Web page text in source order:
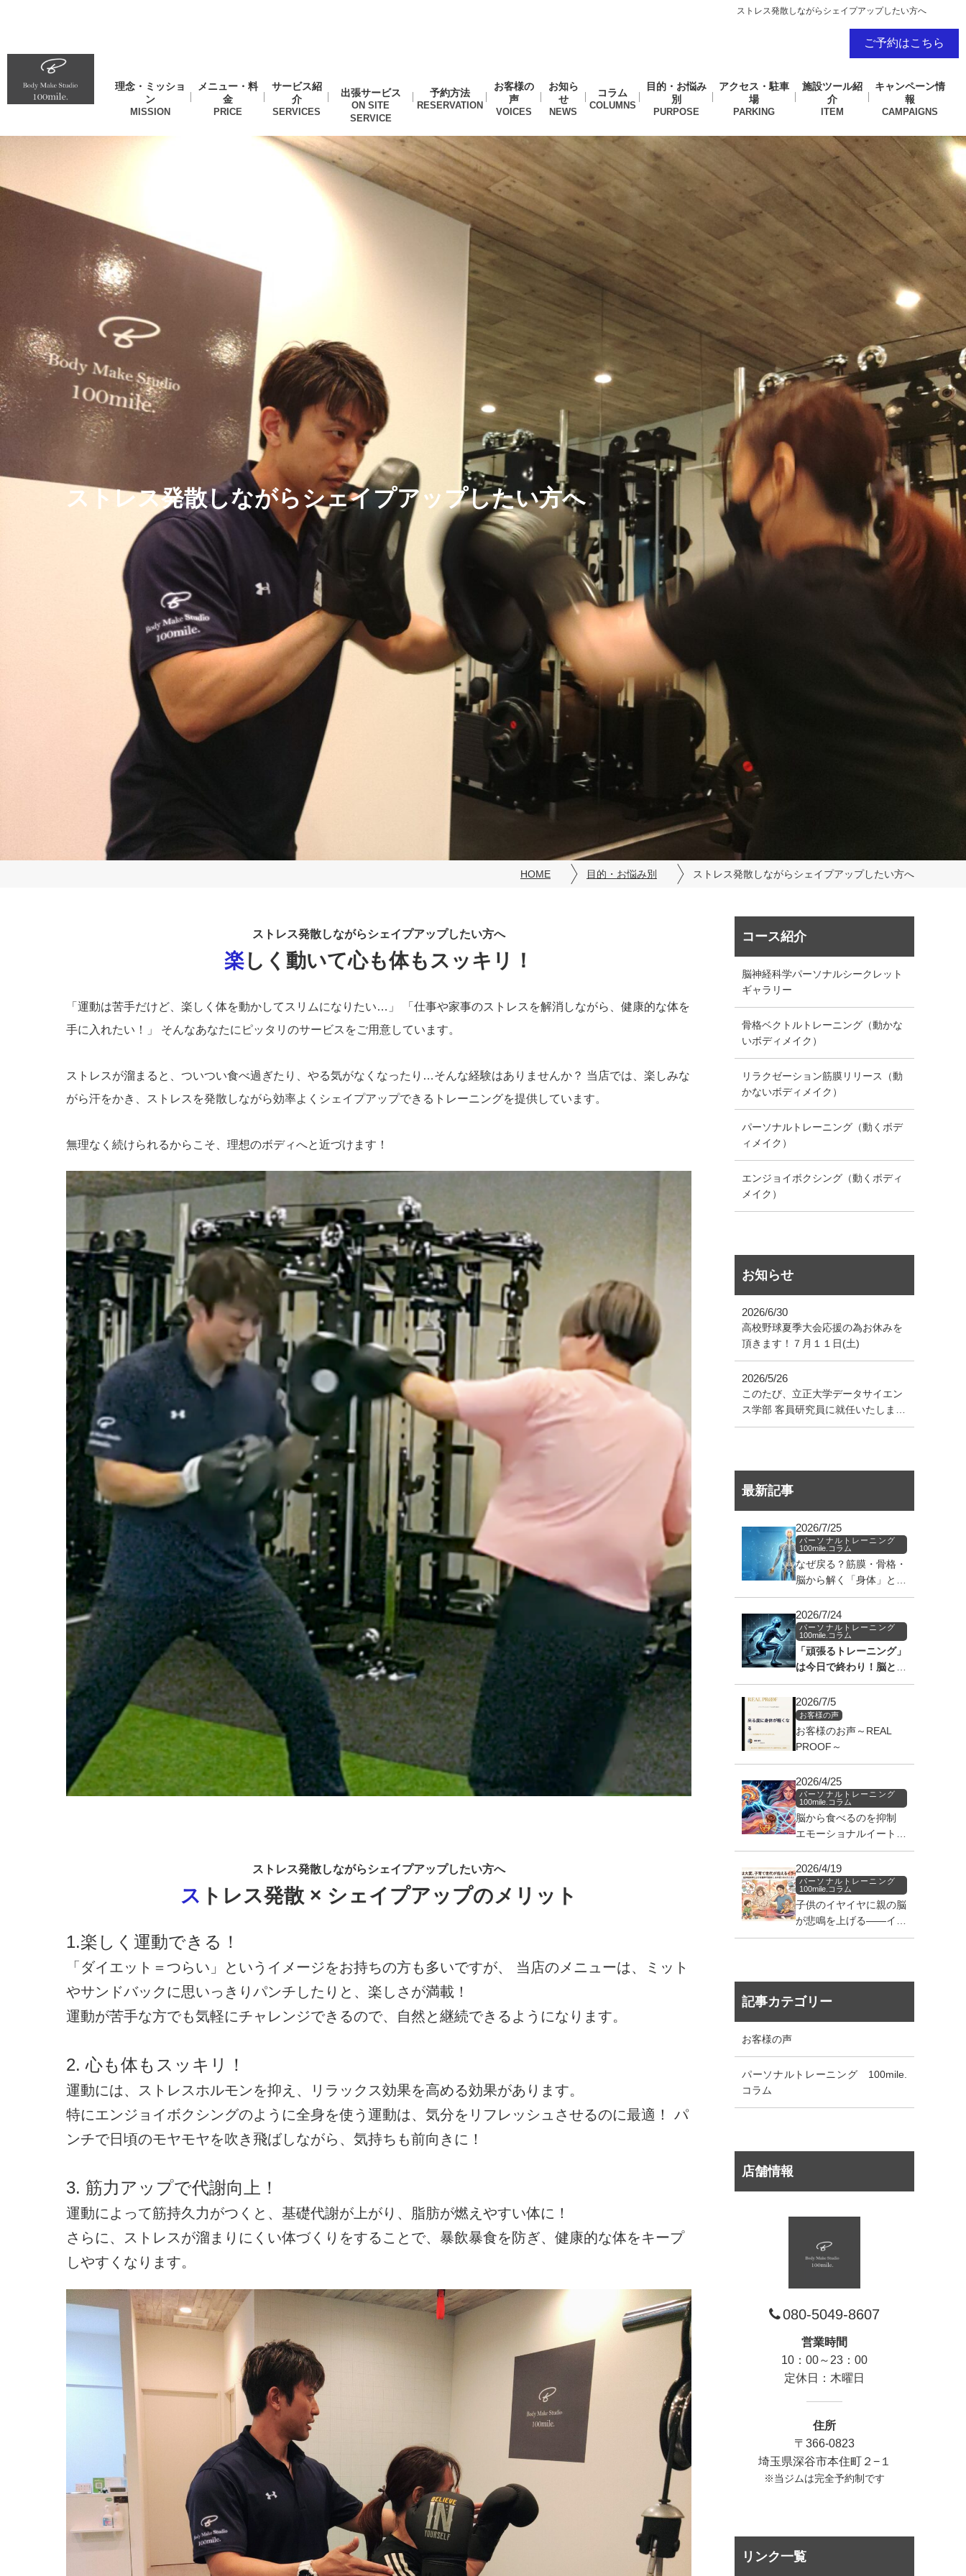
ストレス発散しながらシェイプアップしたい方へ
理念・ミッショ
ン
メニュー・料
金
サービス紹
介
出張サービス 予約方法
お客様の
声
お知ら
せ
コラム
目的・お悩み
別
アクセス・駐車
場
施設ツール紹
介
キャンペーン情
報
ご予約はこちら
ストレス発散しながらシェイプアップしたい方へ
HOME 目的・お悩み別 ストレス発散しながらシェイプアップしたい方へ
ストレス発散しながらシェイプアップしたい方へ
楽しく動いて心も体もスッキリ！
「運動は苦手だけど、楽しく体を動かしてスリムになりたい…」 「仕事や家事のストレスを解消しながら、健康的な体を
手に入れたい！」 そんなあなたにピッタリのサービスをご用意しています。
ストレスが溜まると、ついつい食べ過ぎたり、やる気がなくなったり…そんな経験はありませんか？ 当店では、楽しみな
がら汗をかき、ストレスを発散しながら効率よくシェイプアップできるトレーニングを提供しています。
無理なく続けられるからこそ、理想のボディへと近づけます！
ストレス発散しながらシェイプアップしたい方へ
ストレス発散 × シェイプアップのメリット
1.楽しく運動できる！
「ダイエット＝つらい」というイメージをお持ちの方も多いですが、 当店のメニューは、ミット
やサンドバックに思いっきりパンチしたりと、楽しさが満載！
運動が苦手な方でも気軽にチャレンジできるので、自然と継続できるようになります。
2. 心も体もスッキリ！
運動には、ストレスホルモンを抑え、リラックス効果を高める効果があります。
特にエンジョイボクシングのように全身を使う運動は、気分をリフレッシュさせるのに最適！ パ
ンチで日頃のモヤモヤを吹き飛ばしながら、気持ちも前向きに！
3. 筋力アップで代謝向上！
運動によって筋持久力がつくと、基礎代謝が上がり、脂肪が燃えやすい体に！
さらに、ストレスが溜まりにくい体づくりをすることで、暴飲暴食を防ぎ、健康的な体をキープ
しやすくなります。
コース紹介
脳神経科学パーソナルシークレット
ギャラリー
骨格ベクトルトレーニング（動かな
いボディメイク）
リラクゼーション筋膜リリース（動
かないボディメイク）
パーソナルトレーニング（動くボデ
ィメイク）
エンジョイボクシング（動くボディ
メイク）
お知らせ
2026/6/30
高校野球夏季大会応援の為お休みを
頂きます！７月１１日(土)
2026/5/26
このたび、立正大学データサイエン
ス学部 客員研究員に就任いたしまし
た！
最新記事
2026/7/25
パーソナルトレーニング
100mile.コラム
なぜ戻る？筋膜・骨格・
脳から解く「身体」と
「筋肉」のバグ
2026/7/24
パーソナルトレーニング
100mile.コラム
「頑張るトレーニング」
は今日で終わり！脳と筋
肉の通信ラインを繋ぎ、
身体を覚醒させる神経科
学のアプローチ
2026/7/5
お客様の声
お客様のお声～REAL
PROOF～
2026/4/25
パーソナルトレーニング
100mile.コラム
脳から食べるのを抑制
エモーショナルイートを
止めろ！！
2026/4/19
パーソナルトレーニング
100mile.コラム
子供のイヤイヤに親の脳
が悲鳴を上げる——イラ
イラの正体を知る処方箋
記事カテゴリー
お客様の声
パーソナルトレーニング 100mile.
コラム
店舗情報
080-5049-8607
営業時間
10：00～23：00
定休日：木曜日
住所
〒366-0823
埼玉県深谷市本住町２−１
※当ジムは完全予約制です
リンク一覧